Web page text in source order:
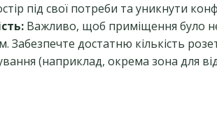
під свої потреби та уникнути
Важливо, щоб приміщення було
Забезпечте достатню кількість
(наприклад, окрема зона для